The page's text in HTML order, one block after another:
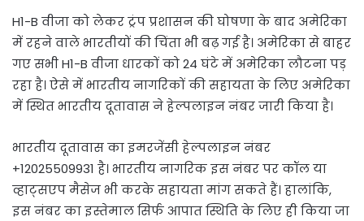
H1-B वीजा को लेकर ट्रंप प्रशासन की घोषणा के बाद अमेरिका
में रहने वाले भारतीयों की चिंता भी बढ़ गई है। अमेरिका से बाहर
गए सभी H1-B वीजा धारकों को 24 घंटे में अमेरिका लौटना पड़
रहा है। ऐसे में भारतीय नागरिकों की सहायता के लिए अमेरिका
में स्थित भारतीय दूतावास ने हेल्पलाइन नंबर जारी किया है।
भारतीय दूतावास का इमरजेंसी हेल्पलाइन नंबर
+12025509931 है। भारतीय नागरिक इस नंबर पर कॉल या
व्हाट्सएप मैसेज भी करके सहायता मांग सकते हैं। हालांकि,
इस नंबर का इस्तेमाल सिर्फ आपात स्थिति के लिए ही किया जा